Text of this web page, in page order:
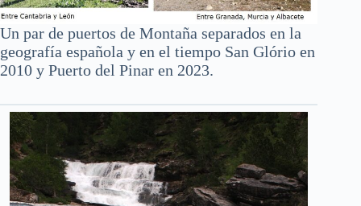
Un par de puertos de Montaña separados en la
geografía española y en el tiempo San Glório en
2010 y Puerto del Pinar en 2023.